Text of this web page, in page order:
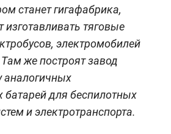
станет гигафабрика,
изготавливать тяговые
электромобилей
же построят завод
аналогичных
батарей для беспилотных
и электротранспорта.